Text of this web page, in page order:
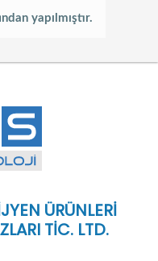
yapılmıştır.
ÜRÜNLERİ
TİC. LTD.